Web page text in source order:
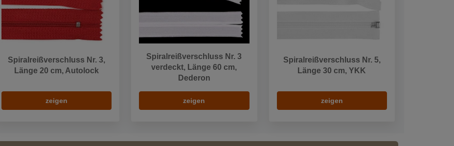
Spiralreißverschluss Nr. 3,
Länge 20 cm, Autolock
zeigen
Spiralreißverschluss Nr. 3
verdeckt, Länge 60 cm,
Dederon
zeigen
Spiralreißverschluss Nr. 5,
Länge 30 cm, YKK
zeigen